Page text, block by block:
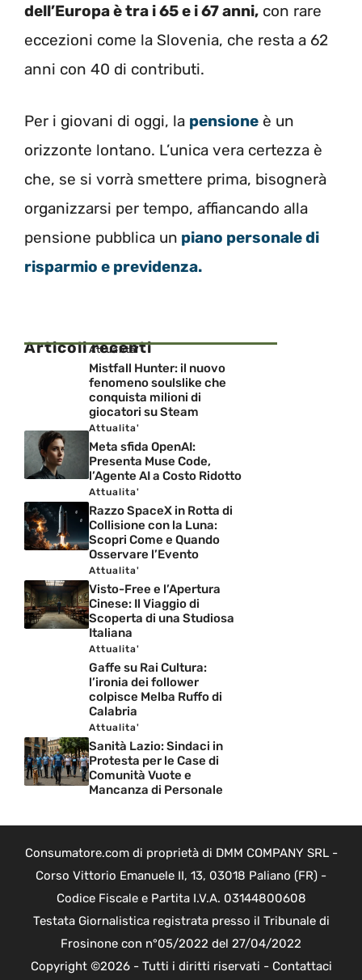
dell’Europa è tra i 65 e i 67 anni, con rare
eccezioni come la Slovenia, che resta a 62
anni con 40 di contributi.
Per i giovani di oggi, la pensione è un
orizzonte lontano. L’unica vera certezza è
che, se si vorrà smettere prima, bisognerà
organizzarsi per tempo, affiancando alla
pensione pubblica un piano personale di
risparmio e previdenza.
Articoli recenti
Attualita'
Mistfall Hunter: il nuovo
fenomeno soulslike che
conquista milioni di
giocatori su Steam
Attualita'
Meta sfida OpenAI:
Presenta Muse Code,
l’Agente AI a Costo Ridotto
Attualita'
Razzo SpaceX in Rotta di
Collisione con la Luna:
Scopri Come e Quando
Osservare l’Evento
Attualita'
Visto-Free e l’Apertura
Cinese: Il Viaggio di
Scoperta di una Studiosa
Italiana
Attualita'
Gaffe su Rai Cultura:
l’ironia dei follower
colpisce Melba Ruffo di
Calabria
Attualita'
Sanità Lazio: Sindaci in
Protesta per le Case di
Comunità Vuote e
Mancanza di Personale
Consumatore.com di proprietà di DMM COMPANY SRL -
Corso Vittorio Emanuele II, 13, 03018 Paliano (FR) -
Codice Fiscale e Partita I.V.A. 03144800608
Testata Giornalistica registrata presso il Tribunale di
Frosinone con n°05/2022 del 27/04/2022
Copyright ©2026 - Tutti i diritti riservati - Contattaci